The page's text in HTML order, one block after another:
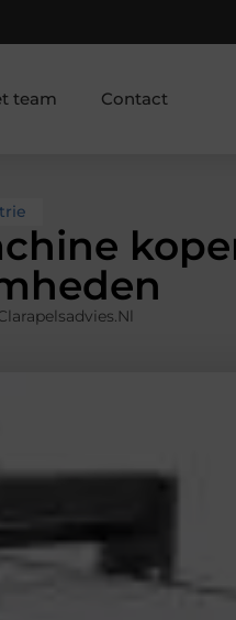
team Contact